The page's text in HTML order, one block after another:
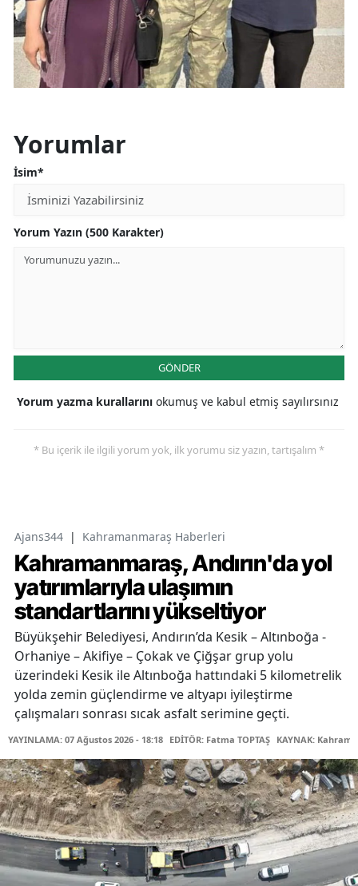
Yorumlar
İsim*
Yorum Yazın (500 Karakter)
GÖNDER
Yorum yazma kurallarını okumuş ve kabul etmiş sayılırsınız
* Bu içerik ile ilgili yorum yok, ilk yorumu siz yazın, tartışalım *
Ajans344 | Kahramanmaraş Haberleri
Kahramanmaraş, Andırın'da yol
yatırımlarıyla ulaşımın
standartlarını yükseltiyor
Büyükşehir Belediyesi, Andırın’da Kesik – Altınboğa -
Orhaniye – Akifiye – Çokak ve Çiğşar grup yolu
üzerindeki Kesik ile Altınboğa hattındaki 5 kilometrelik
yolda zemin güçlendirme ve altyapı iyileştirme
çalışmaları sonrası sıcak asfalt serimine geçti.
YAYINLAMA: 07 Ağustos 2026 - 18:18 EDİTÖR: Fatma TOPTAŞ KAYNAK: